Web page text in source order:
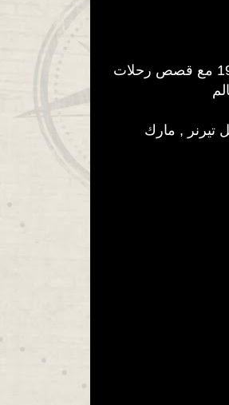
أرشيف تومب رايدر يحتوي على خمسون عدداً من المجلات المصورة الافضل مبيعاً من شركة توب كاو والتي اصدرت في عام 1999 مع قصص رحلات
تيرنر , مارك